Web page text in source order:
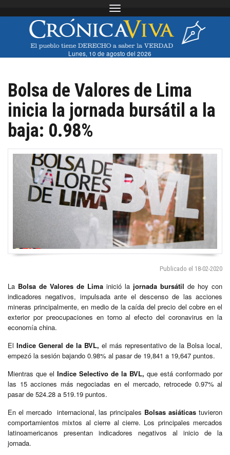
Toggle navigation
Lunes, 10 de agosto del 2026
Bolsa de Valores de Lima
inicia la jornada bursátil a la
baja: 0.98%
Publicado el 18-02-2020
La Bolsa de Valores de Lima inició la jornada bursátil de hoy con
indicadores negativos, impulsada ante el descenso de las acciones
mineras principalmente, en medio de la caída del precio del cobre en el
exterior por preocupaciones en torno al efecto del coronavirus en la
economía china.
El Indice General de la BVL, el más representativo de la Bolsa local,
empezó la sesión bajando 0.98% al pasar de 19,841 a 19,647 puntos.
Mientras que el Indice Selectivo de la BVL, que está conformado por
las 15 acciones más negociadas en el mercado, retrocede 0.97% al
pasar de 524.28 a 519.19 puntos.
En el mercado internacional, las principales Bolsas asiáticastuvieron
comportamientos mixtos al cierre al cierre. Los principales mercados
latinoamericanos presentan indicadores negativos al inicio de la
jornada.